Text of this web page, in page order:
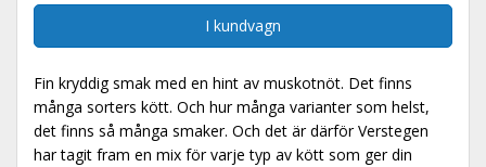
I kundvagn
Fin kryddig smak med en hint av muskotnöt. Det finns
många sorters kött. Och hur många varianter som helst,
det finns så många smaker. Och det är därför Verstegen
har tagit fram en mix för varje typ av kött som ger din